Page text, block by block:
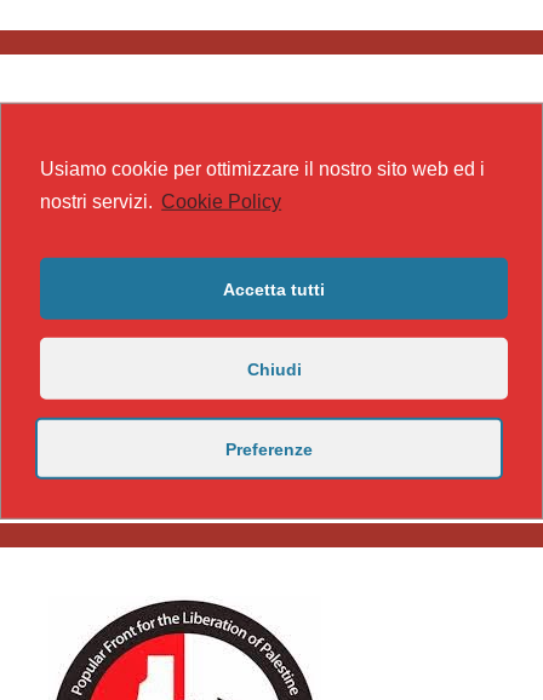
Usiamo cookie per ottimizzare il nostro sito web ed i
nostri servizi. Cookie Policy
Accetta tutti
Chiudi
Preferenze